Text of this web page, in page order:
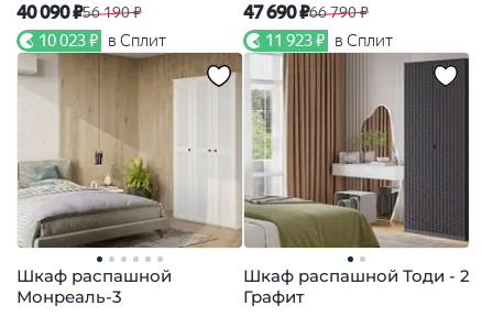
40 090 ₽56 190 ₽
10 023 ₽ в Сплит
47 690 ₽66 790 ₽
11 923 ₽ в Сплит
Шкаф распашной
Монреаль-3
Шкаф распашной Тоди - 2
Графит